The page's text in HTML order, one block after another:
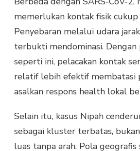
memerlukan kontak fisik
Penyebaran melalui udara
terbukti mendominasi.
seperti ini, pelacakan kontak
relatif lebih efektif membatasi
asalkan respons health lokal
Selain itu, kasus Nipah
sebagai kluster terbatas,
luas tanpa arah. Pola geografis